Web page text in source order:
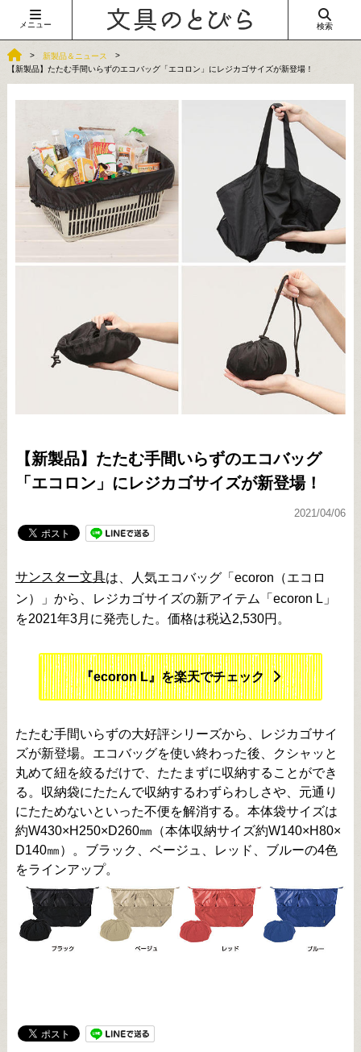
メニュー 検索
新製品＆ニュース
【新製品】たたむ手間いらずのエコバッグ「エコロン」にレジカゴサイズが新登場！
【新製品】たたむ手間いらずのエコバッグ
「エコロン」にレジカゴサイズが新登場！
2021/04/06
サンスター文具は、人気エコバッグ「ecoron（エコロ
ン）」から、レジカゴサイズの新アイテム「ecoron L」
を2021年3月に発売した。価格は税込2,530円。
『ecoron L』を楽天でチェック
たたむ手間いらずの大好評シリーズから、レジカゴサイ
ズが新登場。エコバッグを使い終わった後、クシャッと
丸めて紐を絞るだけで、たたまずに収納することができ
る。収納袋にたたんで収納するわずらわしさや、元通り
にたためないといった不便を解消する。本体袋サイズは
約W430×H250×D260㎜（本体収納サイズ約W140×H80×
D140㎜）。ブラック、ベージュ、レッド、ブルーの4色
をラインアップ。